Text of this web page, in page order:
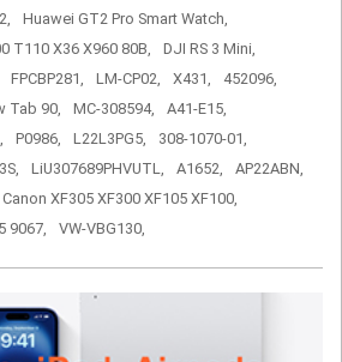
Huawei GT2 Pro Smart Watch,
T110 X36 X960 80B,
DJI RS 3 Mini,
FPCBP281, LM-CP02, X431,
452096,
Tab 90, MC-308594,
A41-E15,
P0986, L22L3PG5,
308-1070-01,
LiU307689PHVUTL, A1652,
AP22ABN,
Canon XF305 XF300 XF105 XF100,
9067,
VW-VBG130,